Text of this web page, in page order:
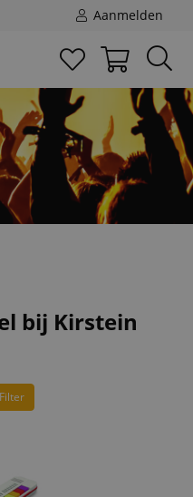
Aanmelden
bij Kirstein
Filter